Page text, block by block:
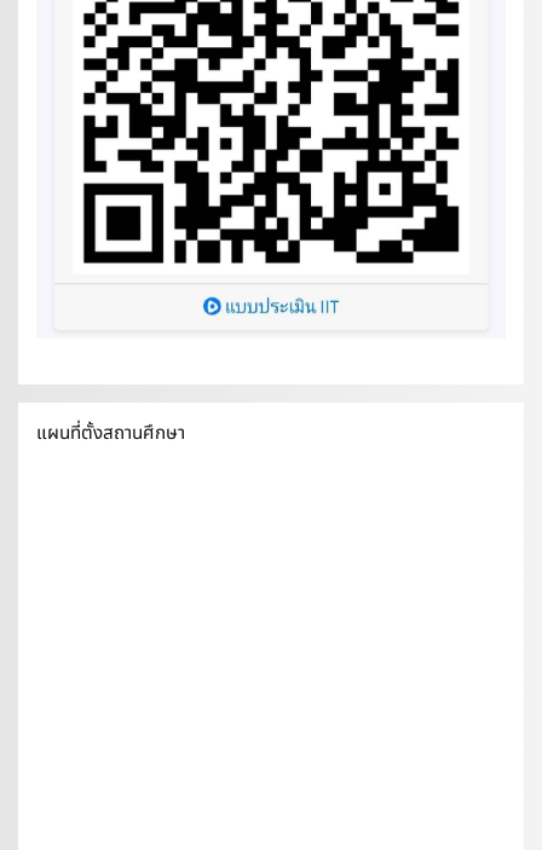
แผนที่ตั้งสถานศึกษา